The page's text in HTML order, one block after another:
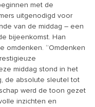
met de
uitgenodigd voor
van de middag – een
bijeenkomst. Han
omdenken. “Omdenken
middag stond in het
de absolute sleutel tot
werd de toon gezet
inzichten en